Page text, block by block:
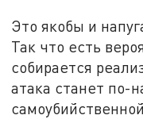
Это якобы и
Так что есть
собирается
атака станет по-